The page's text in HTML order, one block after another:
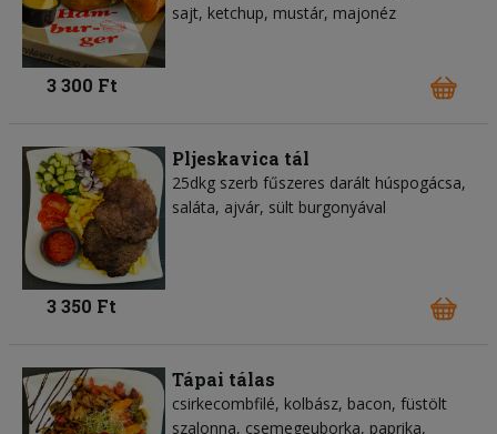
sajt ketchup mustár majonéz
3 300 Ft
Pljeskavica tál
25dkg szerb fűszeres darált húspogácsa,
saláta, ajvár, sült burgonyával
3 350 Ft
Tápai tálas
csirkecombfilé, kolbász, bacon, füstölt
szalonna, csemegeuborka, paprika,